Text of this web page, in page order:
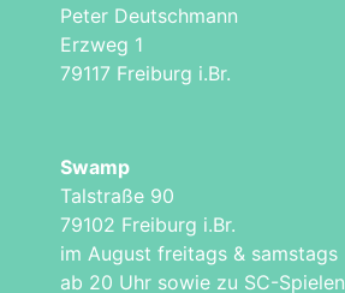
Peter Deutschmann
Erzweg 1
79117 Freiburg i.Br.
Swamp
Talstraße 90
79102 Freiburg i.Br.
im August freitags & samstags
ab 20 Uhr sowie zu SC-